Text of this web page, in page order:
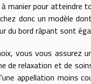
pour atteindre
donc un modèle
du bord râpant sont
vous vous assurez
de relaxation et de
appellation moins